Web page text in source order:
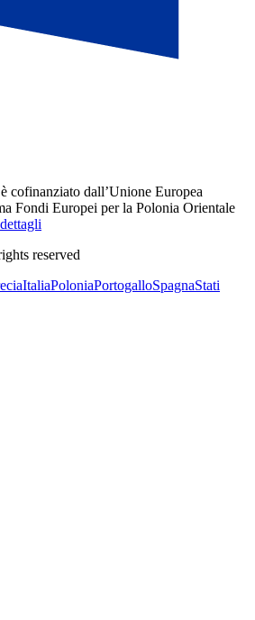
cofinanziato dall’Unione Europea
Fondi Europei per la Polonia Orientale
reserved
ItaliaPoloniaPortogalloSpagnaStati